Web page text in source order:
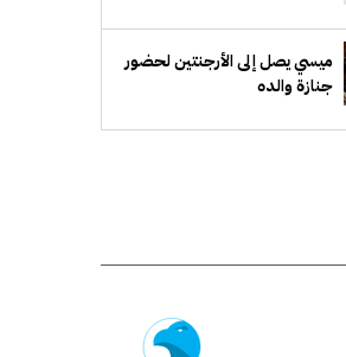
ميسي يصل إلى الأرجنتين لحضور
جنازة والده